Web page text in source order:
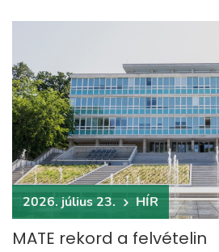
2026. július 23. HÍR
MATE rekord a felvételin